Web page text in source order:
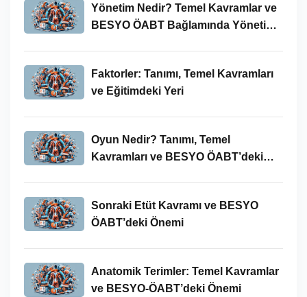
Yönetim Nedir? Temel Kavramlar ve
BESYO ÖABT Bağlamında Yönetim
Faktorler: Tanımı, Temel Kavramları
ve Eğitimdeki Yeri
Oyun Nedir? Tanımı, Temel
Kavramları ve BESYO ÖABT’deki
Sonraki Etüt Kavramı ve BESYO
ÖABT’deki Önemi
Anatomik Terimler: Temel Kavramlar
ve BESYO-ÖABT’deki Önemi